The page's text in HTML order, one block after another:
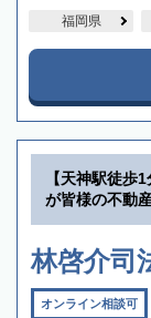
福岡県
【天神駅徒歩
が皆様の不動
林啓介司
オンライン相談可